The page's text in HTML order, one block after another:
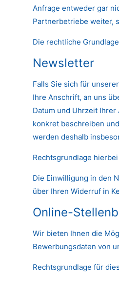
Anfrage entweder gar
Partnerbetriebe weiter,
Die rechtliche
Newsletter
Falls Sie sich für
Ihre Anschrift, an uns
Datum und Uhrzeit
konkret beschreiben
werden deshalb
Rechtsgrundlage hierbei
Die Einwilligung in den
über Ihren Widerruf in
Online-
Wir bieten Ihnen die
Bewerbungsdaten von
Rechtsgrundlage für